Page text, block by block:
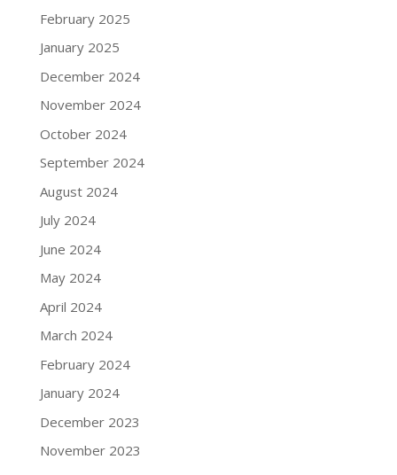
February 2025
January 2025
December 2024
November 2024
October 2024
September 2024
August 2024
July 2024
June 2024
May 2024
April 2024
March 2024
February 2024
January 2024
December 2023
November 2023